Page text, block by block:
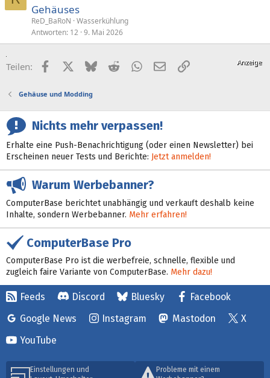
Gehäuses
ReD_BaRoN Wasserkühlung
Antworten 12 9. Mai 2026
Teilen: FacebookX (Twitter)
BlueskyRedditWhatsApp
E-MailLink
Gehäuse und Modding
Nichts mehr verpassen!
Erhalte eine Push-Benachrichtigung (oder einen Newsletter) bei
Erscheinen neuer Tests und Berichte: Jetzt anmelden!
Warum Werbebanner?
ComputerBase berichtet unabhängig und verkauft deshalb keine
Inhalte, sondern Werbebanner. Mehr erfahren!
ComputerBase Pro
ComputerBase Pro ist die werbefreie, schnelle, flexible und
zugleich faire Variante von ComputerBase. Mehr dazu!
Feeds Discord Bluesky
Facebook
Google News
Instagram Mastodon
X
YouTube
Einstellungen und
Probleme mit einem